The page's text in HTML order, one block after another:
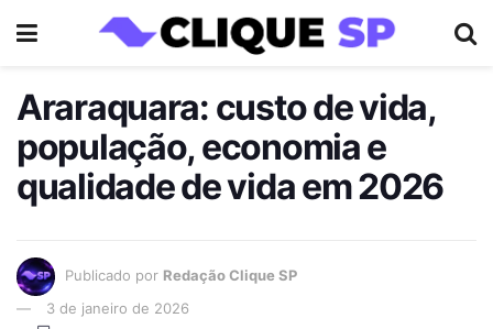
Araraquara: custo de vida,
população, economia e
qualidade de vida em 2026
Publicado por Redação Clique SP
3 de janeiro de 2026